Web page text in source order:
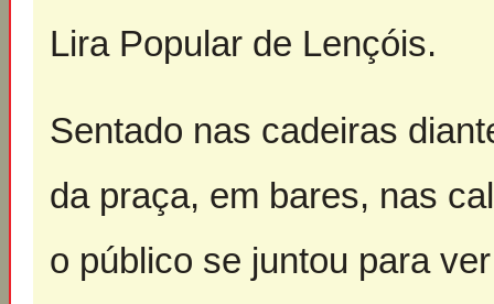
Lira Popular de Lençóis.
Sentado nas cadeiras
da praça, em bares, nas
o público se juntou para